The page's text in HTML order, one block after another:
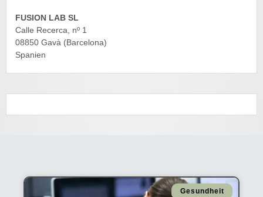
FUSION LAB SL
Calle Recerca, nº 1
08850 Gavà (Barcelona)
Spanien
Gesundheit